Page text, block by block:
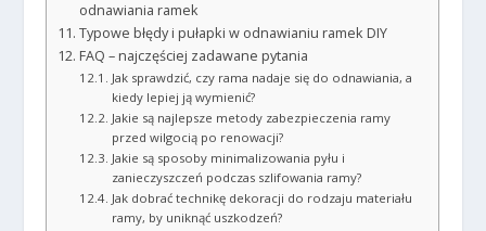
odnawiania ramek
Typowe błędy i pułapki w odnawianiu ramek DIY
FAQ – najczęściej zadawane pytania
Jak sprawdzić, czy rama nadaje się do odnawiania, a
kiedy lepiej ją wymienić?
Jakie są najlepsze metody zabezpieczenia ramy
przed wilgocią po renowacji?
Jakie są sposoby minimalizowania pyłu i
zanieczyszczeń podczas szlifowania ramy?
Jak dobrać technikę dekoracji do rodzaju materiału
ramy, by uniknąć uszkodzeń?